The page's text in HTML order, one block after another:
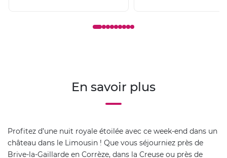
En savoir plus
Profitez d’une nuit royale étoilée avec ce week-end dans un
château dans le Limousin ! Que vous séjourniez près de
Brive-la-Gaillarde en Corrèze, dans la Creuse ou près de